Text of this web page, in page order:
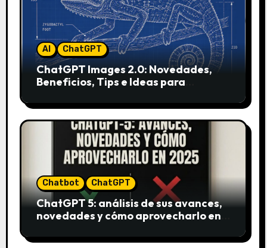
AI ChatGPT
ChatGPT Images 2.0: Novedades,
Beneficios, Tips e Ideas para
Chatbot ChatGPT
ChatGPT 5: análisis de sus avances,
novedades y cómo aprovecharlo en